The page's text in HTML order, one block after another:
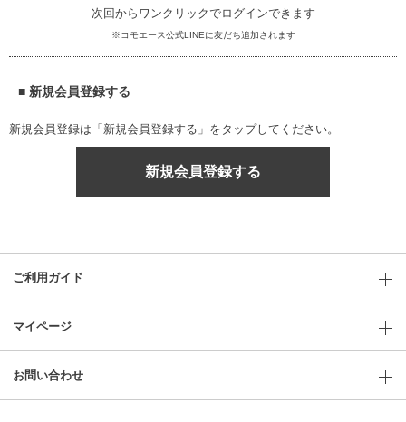
次回からワンクリックでログインできます
※コモエース公式LINEに友だち追加されます
■ 新規会員登録する
新規会員登録は「新規会員登録する」をタップしてください。
新規会員登録する
ご利用ガイド
マイページ
お問い合わせ